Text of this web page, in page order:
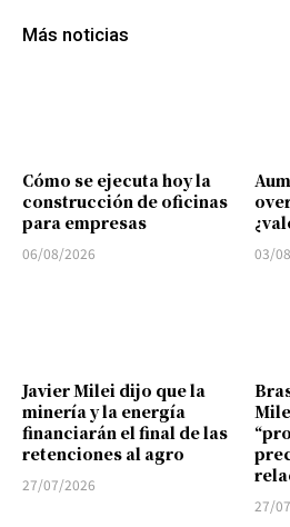
Más noticias
Cómo se ejecuta hoy la
construcción de oficinas
para empresas
06/08/2026 03/
Javier Milei dijo que la
minería y la energía
financiarán el final de las
retenciones al agro
27/07/2026
27/